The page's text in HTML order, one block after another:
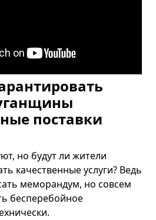
поставки
но будут ли жители
качественные услуги? Ведь
меморандум, но совсем
бесперебойное